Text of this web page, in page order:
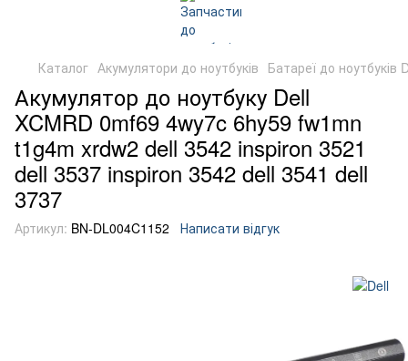
Каталог Акумулятори до ноутбуків Батареї до ноутбуків
Акумулятор до ноутбуку Dell
XCMRD 0mf69 4wy7c 6hy59 fw1mn
t1g4m xrdw2 dell 3542 inspiron 3521
dell 3537 inspiron 3542 dell 3541 dell
3737
Артикул: BN-DL004C1152 Написати відгук